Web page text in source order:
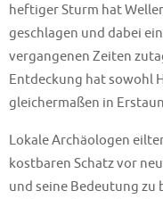
heftiger Sturm hat
geschlagen und dabei
vergangenen Zeiten
Entdeckung hat sowohl
gleichermaßen in
Lokale Archäologen
kostbaren Schatz vor
und seine Bedeutung zu